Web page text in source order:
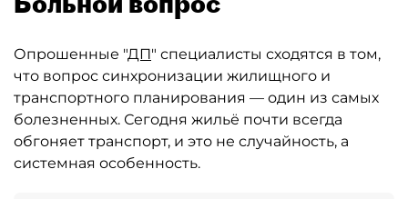
Опрошенные "ДП" специалисты сходятся в том,
что вопрос синхронизации жилищного и
транспортного планирования — один из самых
болезненных. Сегодня жильё почти всегда
обгоняет транспорт, и это не случайность, а
системная особенность.